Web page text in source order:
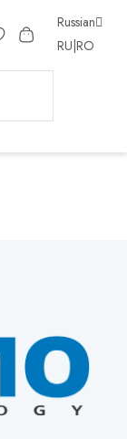
Russian
RU RO